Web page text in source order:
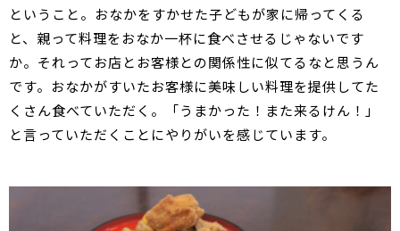
ということ。おなかをすかせた子どもが家に帰ってくる
と、親って料理をおなか一杯に食べさせるじゃないです
か。それってお店とお客様との関係性に似てるなと思うん
です。おなかがすいたお客様に美味しい料理を提供してた
くさん食べていただく。「うまかった！また来るけん！」
と言っていただくことにやりがいを感じています。